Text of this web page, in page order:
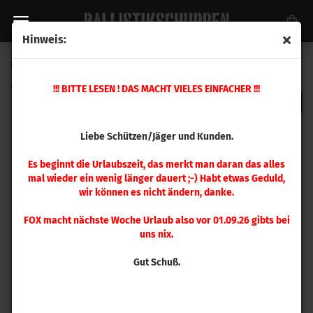
Hinweis:
!!! BITTE LESEN ! DAS MACHT VIELES EINFACHER !!!
Liebe Schützen/Jäger und Kunden.
Es beginnt die Urlaubszeit, das merkt man daran das alles
mal wieder ein wenig länger dauert ;-) Habt etwas Geduld,
wir können es nicht ändern, danke.
FOX macht nächste Woche Urlaub also vor 01.09.26 gibts bei
uns nix.
Gut Schuß.
9092)